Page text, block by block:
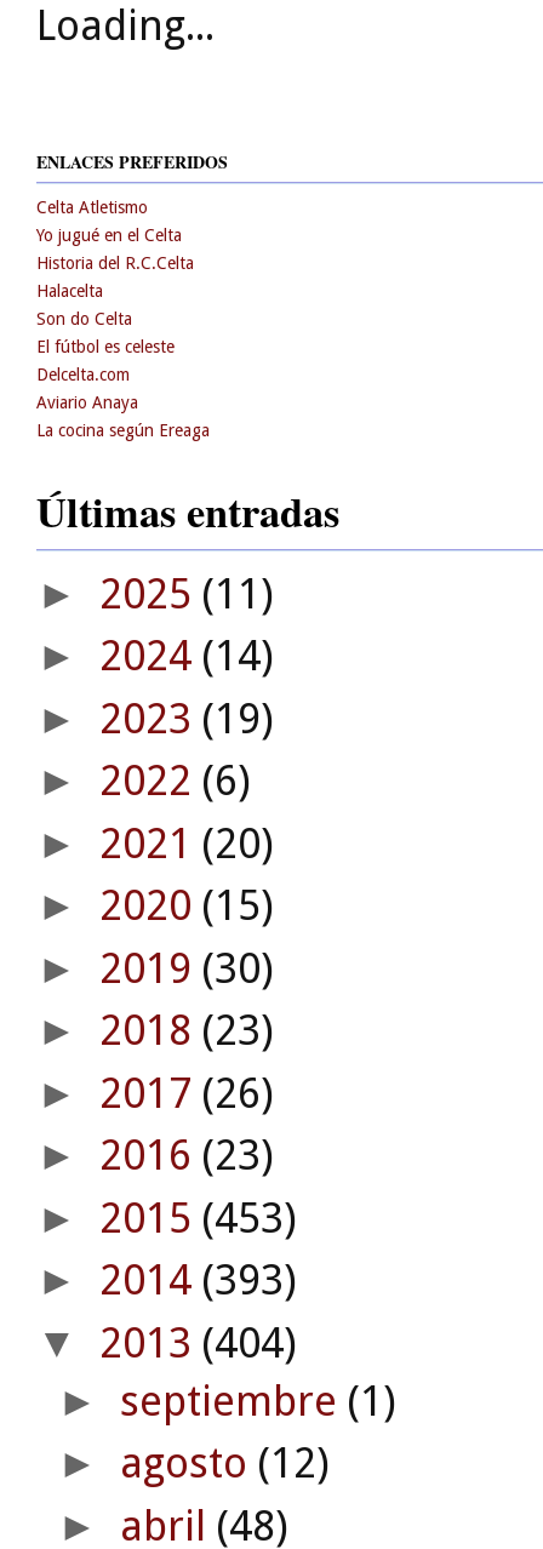
Loading...
ENLACES PREFERIDOS
Celta Atletismo
Yo jugué en el Celta
Historia del R.C.Celta
Halacelta
Son do Celta
El fútbol es celeste
Delcelta.com
Aviario Anaya
La cocina según Ereaga
Últimas entradas
► 2025 (11)
► 2024 (14)
► 2023 (19)
► 2022 (6)
► 2021 (20)
► 2020 (15)
► 2019 (30)
► 2018 (23)
► 2017 (26)
► 2016 (23)
► 2015 (453)
► 2014 (393)
▼ 2013 (404)
► septiembre (1)
► agosto (12)
► abril (48)